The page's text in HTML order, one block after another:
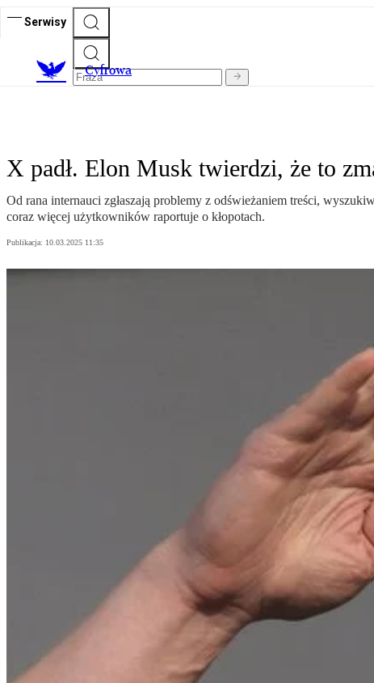
Serwisy
Cyfrowa
X padł. Elon Musk twierdzi, że to
Od rana internauci zgłaszają problemy z odświeżaniem treści,
coraz więcej użytkowników raportuje o kłopotach.
Publikacja: 10.03.2025 11:35